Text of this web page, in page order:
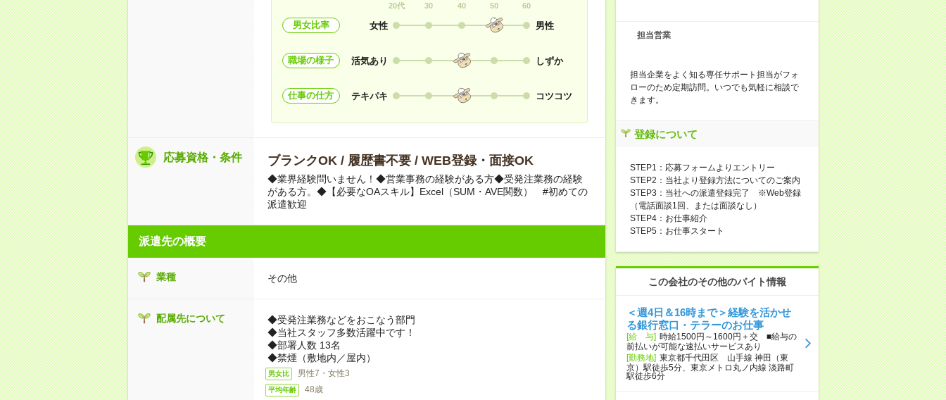
20代 30 40 50 60
男女比率 女性 男性
職場の様子 活気あり しずか
仕事の仕方 テキパキ コツコツ
応募資格・条件 ブランクOK / 履歴書不要 / WEB登録・面接OK
◆業界経験問いません！◆営業事務の経験がある方◆受発注業務の経験
がある方。◆【必要なOAスキル】Excel（SUM・AVE関数） #初めての
派遣歓迎
派遣先の概要
業種 その他
配属先について
◆受発注業務などをおこなう部門
◆当社スタッフ多数活躍中です！
◆部署人数 13名
◆禁煙（敷地内／屋内）
男女比 男性7・女性3
平均年齢 48歳
担当営業
担当企業をよく知る専任サポート担当がフォ
ローのため定期訪問。いつでも気軽に相談で
きます。
登録について
STEP1：応募フォームよりエントリー
STEP2：当社より登録方法についてのご案内
STEP3：当社への派遣登録完了 ※Web登録
（電話面談1回、または面談なし）
STEP4：お仕事紹介
STEP5：お仕事スタート
この会社のその他のバイト情報
＜週4日＆16時まで＞経験を活かせ
る銀行窓口・テラーのお仕事
[給 与] 時給1500円～1600円＋交 ■給与の
前払いが可能な速払いサービスあり
[勤務地] 東京都千代田区 山手線 神田（東
京）駅徒歩5分、東京メトロ丸ノ内線 淡路町
駅徒歩6分